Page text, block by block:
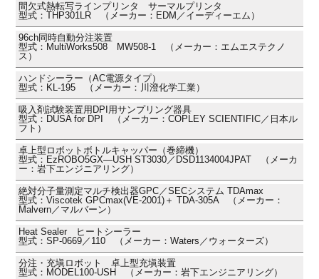
間欠式熱転写ラインプリンタ サーマルプリンタ
型式：THP301LR （メーカー：EDM／イーディーエム）
96ch同時自動分注装置
型式：MultiWorks508 MW508-1 （メーカー：エムエステクノ
ス）
ハンドシーラー（AC電源タイプ）
型式：KL-195 （メーカー：川澄化学工業）
吸入剤試験装置用DPI用サンプリング器具
型式：DUSA for DPI （メーカー：COPLEY SCIENTIFIC／日本ル
フト）
卓上型ロボットボトルキャッパー（巻締機）
型式：EzROBO5GX―USH ST3030／DSD1134004JPAT （メーカ
ー：岩下エンジニアリング）
絶対分子量測定マルチ検出器GPC／SECシステム TDAmax
型式：Viscotek GPCmax(VE-2001)＋ TDA-305A （メーカー：
Malvern／マルバーン）
Heat Sealer ヒートシーラー
型式：SP-0669／110 （メーカー：Waters／ウォーターズ）
分注・充塡ロボット 卓上型充塡装置
型式：MODEL100-USH （メーカー：岩下エンジニアリング）